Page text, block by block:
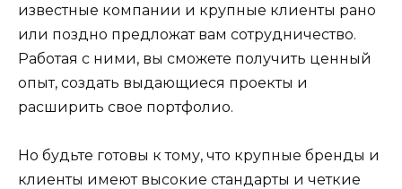
известные компании и крупные клиенты рано
или поздно предложат вам сотрудничество.
Работая с ними, вы сможете получить ценный
опыт, создать выдающиеся проекты и
расширить свое портфолио.
Но будьте готовы к тому, что крупные бренды и
клиенты имеют высокие стандарты и четкие